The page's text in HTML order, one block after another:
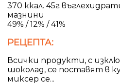
370 ккал. 45г
мазнини
49% / 12% / 41%
РЕЦЕПТА:
Всички продукти, с
шоколад, се поставят в
миксер се...